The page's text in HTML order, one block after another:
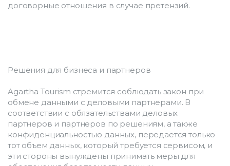
договорные отношения в случае претензий.
Решения для бизнеса и партнеров
Agartha Tourism стремится соблюдать закон при
обмене данными с деловыми партнерами. В
соответствии с обязательствами деловых
партнеров и партнеров по решениям, а также
конфиденциальностью данных, передается только
тот объем данных, который требуется сервисом, и
эти стороны вынуждены принимать меры для